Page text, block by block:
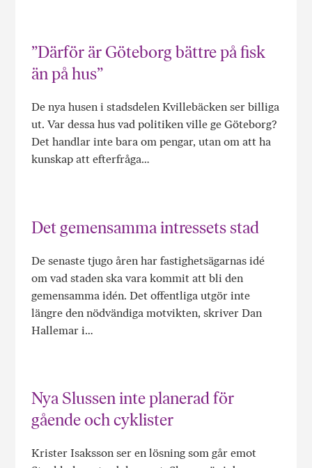
”Därför är Göteborg bättre på fisk
än på hus”
De nya husen i stadsdelen Kvillebäcken ser billiga
ut. Var dessa hus vad politiken ville ge Göteborg?
Det handlar inte bara om pengar, utan om att ha
kunskap att efterfråga…
Det gemensamma intressets stad
De senaste tjugo åren har fastighetsägarnas idé
om vad staden ska vara kommit att bli den
gemensamma idén. Det offentliga utgör inte
längre den nödvändiga motvikten, skriver Dan
Hallemar i…
Nya Slussen inte planerad för
gående och cyklister
Krister Isaksson ser en lösning som går emot